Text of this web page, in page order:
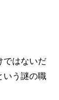
ではないだ
いう謎の職